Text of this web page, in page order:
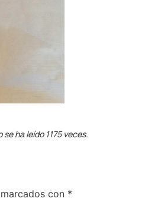
ha leído 1175 veces.
con *